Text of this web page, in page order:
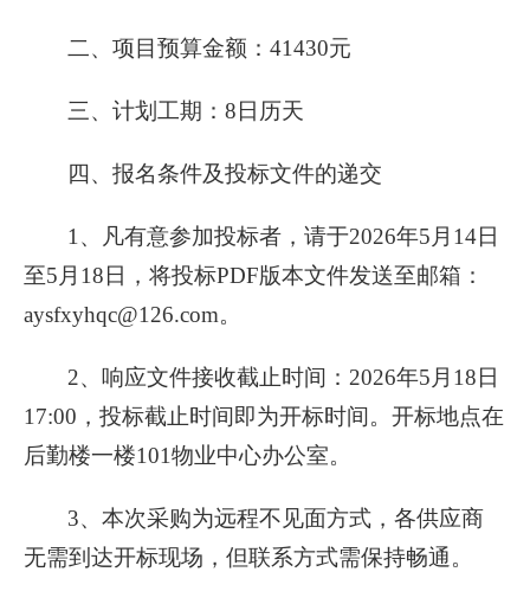
二、项目预算金额：41430元
三、计划工期：8日历天
四、报名条件及投标文件的递交
1、凡有意参加投标者，请于2026年5月14日
至5月18日，将投标PDF版本文件发送至邮箱：
aysfxyhqc@126.com。
2、响应文件接收截止时间：2026年5月18日
17:00，投标截止时间即为开标时间。开标地点在
后勤楼一楼101物业中心办公室。
3、本次采购为远程不见面方式，各供应商
无需到达开标现场，但联系方式需保持畅通。